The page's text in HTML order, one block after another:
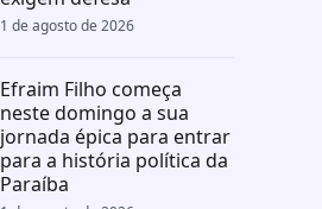
1 de agosto de 2026
Efraim Filho começa
neste domingo a sua
jornada épica para entrar
para a história política da
Paraíba